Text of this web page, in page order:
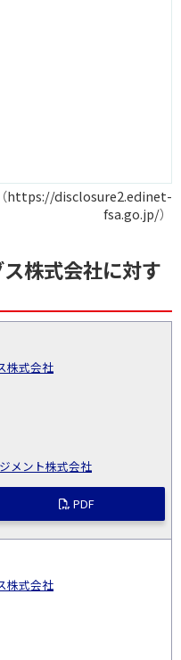
https://disclosure2.edinet-
fsa.go.jp/）
株式会社に対す
有
株式会社
メント株式会社
PDF
株式会社